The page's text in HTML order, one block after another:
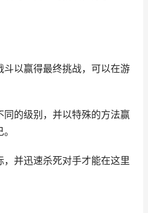
以赢得最终挑战，可以在游
的级别，并以特殊的方法赢
并迅速杀死对手才能在这里